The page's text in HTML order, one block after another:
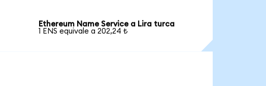
Ethereum Name Service a Lira turca
1 ENS equivale a 202,24 ₺